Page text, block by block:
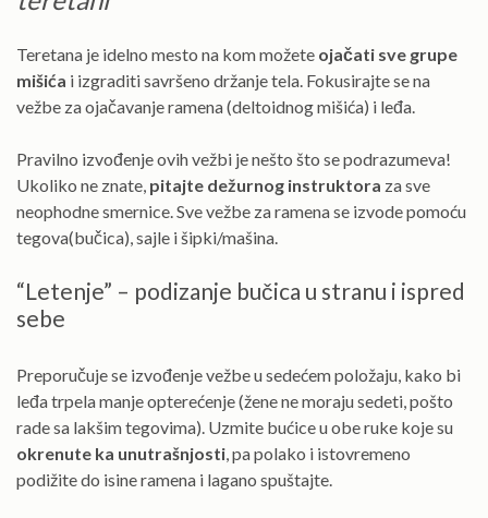
Teretana je idelno mesto na kom možete ojačati sve grupe
mišića i izgraditi savršeno držanje tela. Fokusirajte se na
vežbe za ojačavanje ramena (deltoidnog mišića) i leđa.
Pravilno izvođenje ovih vežbi je nešto što se podrazumeva!
Ukoliko ne znate, pitajte dežurnog instruktora za sve
neophodne smernice. Sve vežbe za ramena se izvode pomoću
tegova(bučica), sajle i šipki/mašina.
“Letenje” – podizanje bučica u stranu i ispred
sebe
Preporučuje se izvođenje vežbe u sedećem položaju, kako bi
leđa trpela manje opterećenje (žene ne moraju sedeti, pošto
rade sa lakšim tegovima). Uzmite bućice u obe ruke koje su
okrenute ka unutrašnjosti, pa polako i istovremeno
podižite do isine ramena i lagano spuštajte.